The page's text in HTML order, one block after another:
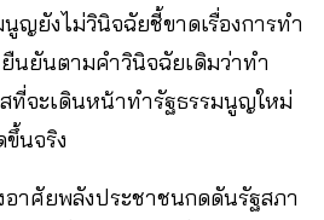
ญยังไม่วินิจฉัยชี้ขาดเรื่องการทำ
นยันตามคำวินิจฉัยเดิมว่าทำ
ที่จะเดินหน้าทำรัฐธรรมนูญใหม่
นจริง
าศัยพลังประชาชนกดดันรัฐสภา